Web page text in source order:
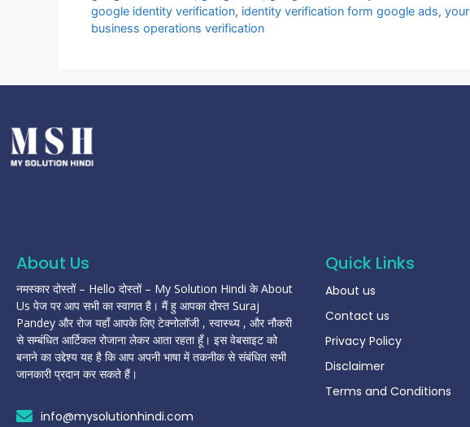
google identity verification, identity verification form google ads,
business operations verification
About Us
नमस्कार दोस्तों – Hello दोस्तों – My Solution Hindi के About
Us पेज पर आप सभी का स्वागत है। मैं हु आपका दोस्त Suraj
Pandey और रोज यहाँ आपके लिए टेक्नोलॉजी , स्वास्थ्य , और नौकरी
से सम्बंधित आर्टिकल रोजाना लेकर आता रहता हूँ। इस वेबसाइट को
बनाने का उद्देश्य यह है कि आप अपनी भाषा में तकनीक से संबंधित सभी
जानकारी प्रदान कर सकते हैं।
info@mysolutionhindi.com
Quick Links
About us
Contact us
Privacy Policy
Disclaimer
Terms and Conditions